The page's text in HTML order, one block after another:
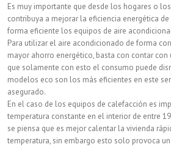
Es muy importante que desde los hogares o
contribuya a mejorar la eficiencia energética
forma eficiente los equipos de aire
Para utilizar el aire acondicionado de forma
mayor ahorro energético, basta con contar
que solamente con esto el consumo puede
modelos eco son los más eficientes en este
asegurado.
En el caso de los equipos de calefacción es
temperatura constante en el interior de entre
se piensa que es mejor calentar la vivienda
temperatura, sin embargo esto solo provoca